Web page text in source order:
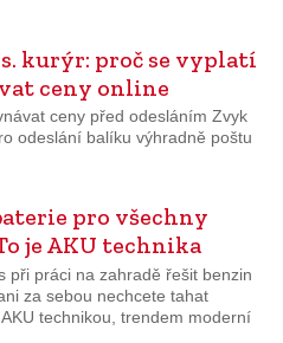
kurýr: proč se vyplatí
ceny online
ceny před odesláním Zvyk
odeslání balíku výhradně poštu
pro všechny
je AKU technika
při práci na zahradě řešit benzin
za sebou nechcete tahat
technikou, trendem moderní